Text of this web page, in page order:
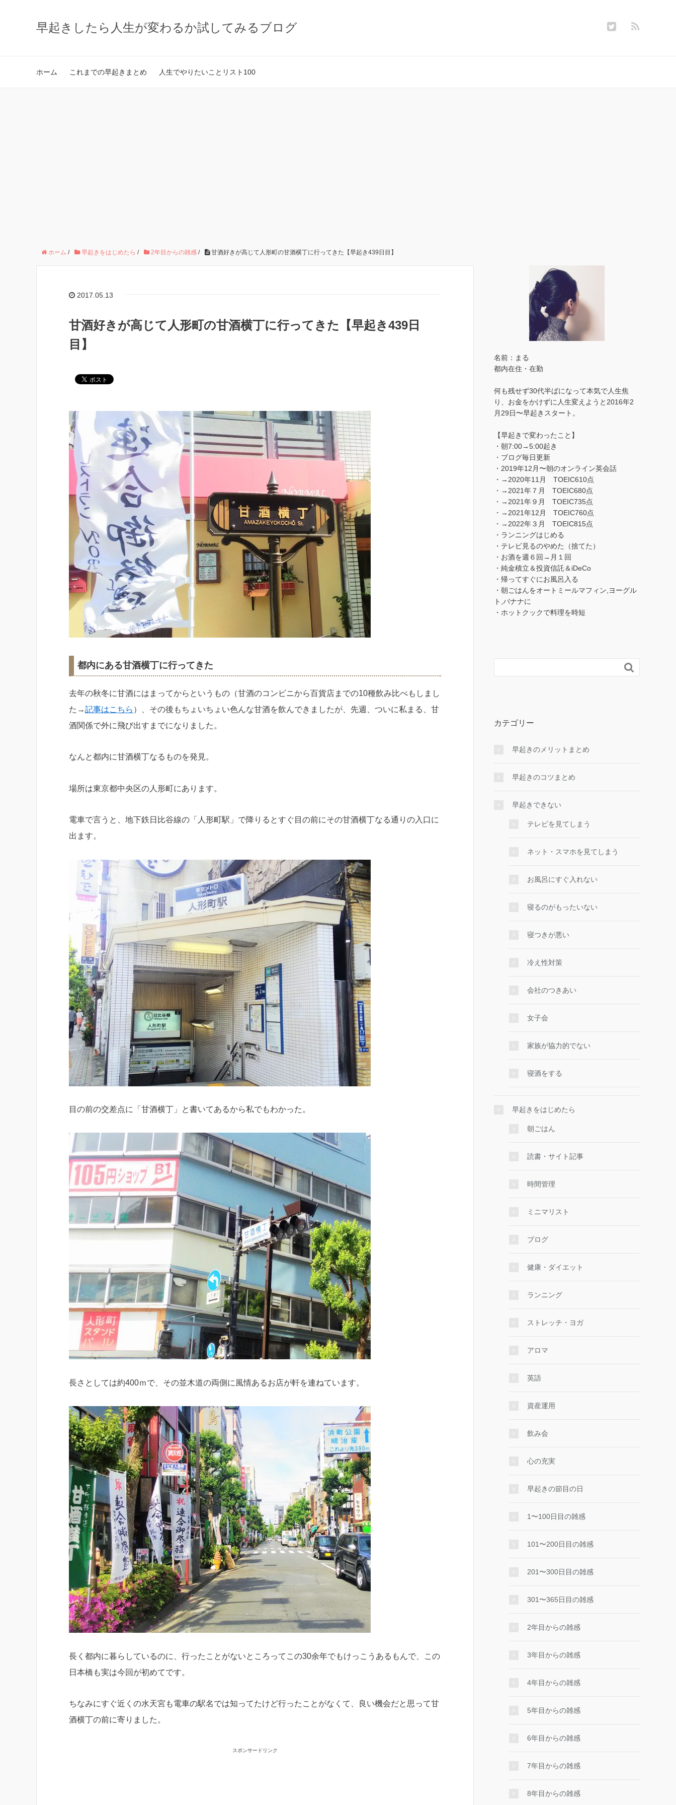
早起きしたら人生が変わるか試してみるブログ
ホーム これまでの早起きまとめ 人生でやりたいことリスト100
ホーム / 早起きをはじめたら / 2年目からの雑感 / 甘酒好きが高じて人形町の甘酒横丁に行ってきた【早起き439日目】
2017.05.13
甘酒好きが高じて人形町の甘酒横丁に行ってきた【早起き439日
目】
都内にある甘酒横丁に行ってきた
去年の秋冬に甘酒にはまってからというもの（甘酒のコンビニから百貨店までの10種飲み比べもしまし
た→記事はこちら ）、その後もちょいちょい色んな甘酒を飲んできましたが、先週、ついに私まる、甘
酒関係で外に飛び出すまでになりました。
なんと都内に甘酒横丁なるものを発見。
場所は東京都中央区の人形町にあります。
電車で言うと、地下鉄日比谷線の「人形町駅」で降りるとすぐ目の前にその甘酒横丁なる通りの入口に
出ます。
目の前の交差点に「甘酒横丁」と書いてあるから私でもわかった。
長さとしては約400ｍで、その並木道の両側に風情あるお店が軒を連ねています。
長く都内に暮らしているのに、行ったことがないところってこの30余年でもけっこうあるもんで、この
日本橋も実は今回が初めてです。
ちなみにすぐ近くの水天宮も電車の駅名では知ってたけど行ったことがなくて、良い機会だと思って甘
酒横丁の前に寄りました。
スポンサードリンク
名前：まる
都内在住・在勤
何も残せず30代半ばになって本気で人生焦
り、お金をかけずに人生変えようと2016年2
月29日〜早起きスタート。
【早起きで変わったこと】
・朝7:00→5:00起き
・ブログ毎日更新
・2019年12月〜朝のオンライン英会話
・→2020年11月 TOEIC610点
・→2021年７月 TOEIC680点
・→2021年９月 TOEIC735点
・→2021年12月 TOEIC760点
・→2022年３月 TOEIC815点
・ランニングはじめる
・テレビ見るのやめた（捨てた）
・お酒を週６回→月１回
・純金積立＆投資信託＆iDeCo
・帰ってすぐにお風呂入る
・朝ごはんをオートミールマフィン,ヨーグル
ト,バナナに
・ホットクックで料理を時短

カテゴリー
早起きのメリットまとめ
早起きのコツまとめ
早起きできない
テレビを見てしまう
ネット・スマホを見てしまう
お風呂にすぐ入れない
寝るのがもったいない
寝つきが悪い
冷え性対策
会社のつきあい
女子会
家族が協力的でない
寝酒をする
早起きをはじめたら
朝ごはん
読書・サイト記事
時間管理
ミニマリスト
ブログ
健康・ダイエット
ランニング
ストレッチ・ヨガ
アロマ
英語
資産運用
飲み会
心の充実
早起きの節目の日
1〜100日目の雑感
101〜200日目の雑感
201〜300日目の雑感
301〜365日目の雑感
2年目からの雑感
3年目からの雑感
4年目からの雑感
5年目からの雑感
6年目からの雑感
7年目からの雑感
8年目からの雑感